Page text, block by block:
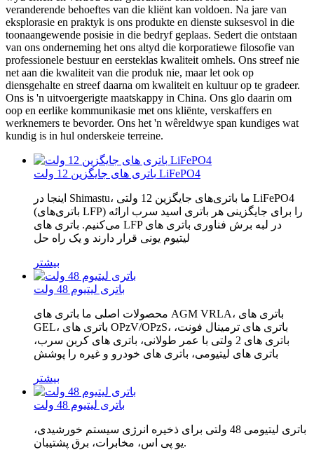
veranderende behoeftes van die kliënt kan voldoen. Na jare van
eksplorasie en praktyk is ons produkte en dienste suksesvol in die
toonaangewende posisie in die bedryf geplaas. Sedert die ontstaan ​​
van ons onderneming het ons altyd die korporatiewe filosofie van
professionele bestuur en eersteklas kwaliteit omhels. Ons streef nie
net aan die kwaliteit van die produk nie, maar let ook op
diensgehalte en streef daarna om kwaliteit en kultuur op te gradeer.
Ons is 'n uitvoergerigte maatskappy in China. Ons glo daarin om
oop en eerlike kommunikasie met ons kliënte, verskaffers en
werknemers te bevorder. Ons het 'n wêreldwye span kundiges wat
kundig is in hul onderskeie terreine.
باتری های جایگزین 12 ولت LiFePO4
اینجا در Shimastu، ما باتری‌های جایگزین 12 ولتی LiFePO4
(باتری‌های LFP) را برای جایگزینی هر باتری اسید سرب ارائه
می‌کنیم. باتری های LFP در لبه برش فناوری باتری های
لیتیوم یونی قرار دارند و یک راه حل
بیشتر
باتری لیتیوم 48 ولت
محصولات اصلی ما باتری های AGM VRLA، باتری های
GEL، باتری های OPzV/OPzS، باتری های ترمینال فونت،
باتری های 2 ولتی با عمر طولانی، باتری های کربن سرب،
باتری های لیتیومی، باتری های خودرو و غیره را پوشش
بیشتر
باتری لیتیوم 48 ولت
باتری لیتیومی 48 ولتی برای ذخیره انرژی سیستم خورشیدی،
یو پی اس، مخابرات، برق پشتیبان.